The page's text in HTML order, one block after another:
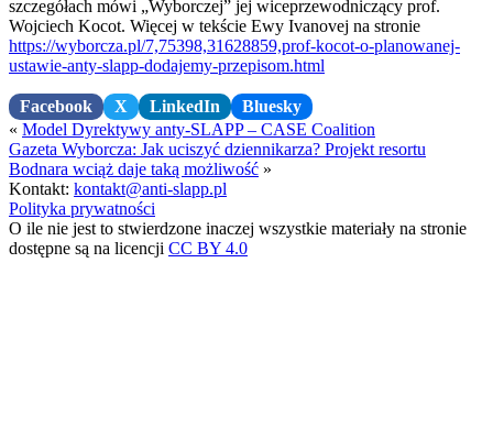
szczegółach mówi „Wyborczej” jej wiceprzewodniczący prof.
Wojciech Kocot. Więcej w tekście Ewy Ivanovej na stronie
https://wyborcza.pl/7,75398,31628859,prof-kocot-o-planowanej-
ustawie-anty-slapp-dodajemy-przepisom.html
Facebook X LinkedIn
Bluesky
« Model Dyrektywy anty-SLAPP – CASE Coalition
Gazeta Wyborcza: Jak uciszyć dziennikarza? Projekt resortu
Bodnara wciąż daje taką możliwość »
Kontakt: kontakt@anti-slapp.pl
Polityka prywatności
O ile nie jest to stwierdzone inaczej wszystkie materiały na stronie
dostępne są na licencji CC BY 4.0